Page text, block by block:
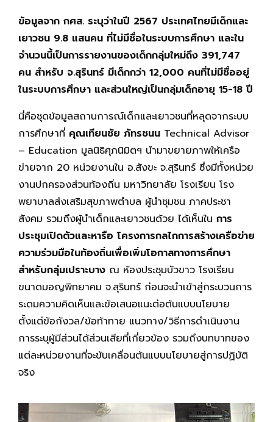
ข้อมูลจาก กศส. ระบุว่าในปี 2567 ประเทศไทยมีเด็กและ
เยาวชน 9.8 แสนคน ที่ไม่มีชื่อในระบบการศึกษา และใน
จำนวนนี้เป็นการรายงานของเด็กกลุ่มใหม่ถึง 391,747
คน สำหรับ จ.สุรินทร์ มีเด็กกว่า 12,000 คนที่ไม่มีชื่ออยู่
ในระบบการศึกษา และส่วนใหญ่เป็นกลุ่มเด็กอายุ 15-18 ปี
นี่คือชุดข้อมูลสถานการณ์เด็กและเยาวชนที่หลุดจากระบบ
การศึกษาที่ คุณเทียนชัย ภัทรชนน Technical Advisor
– Education มูลนิธิศุภนิมิตฯ นำมาขยายภาพให้เครือ
ข่ายจาก 20 หน่วยงานใน อ.สังขะ จ.สุรินทร์ ซึ่งมีทั้งหน่วย
งานปกครองส่วนท้องถิ่น มหาวิทยาลัย โรงเรียน โรง
พยาบาลส่งเสริมสุขภาพตำบล ผู้นำชุมชน ภาคประชา
สังคม รวมถึงผู้นำเด็กและเยาวชนด้วย ได้เห็นใน การ
ประชุมเปิดตัวและหารือ โครงการกลไกการสร้างเครือข่าย
ความร่วมมือในท้องถิ่นเพื่อเพิ่มโอกาสทางการศึกษา
สำหรับกลุ่มเปราะบาง ณ ห้องประชุมบัวขาว โรงเรียน
ขนาดมอญพิทยาคม จ.สุรินทร์ ก่อนจะนำเข้าสู่กระบวนการ
ระดมความคิดเห็นและข้อเสนอแนะต่อต้นแบบนโยบาย
ตั้งแต่ข้อกังวล/ข้อท้าทาย แนวทาง/วิธีการดำเนินงาน
การระบุผู้มีส่วนได้ส่วนเสียที่เกี่ยวข้อง รวมถึงบทบาทของ
แต่ละหน่วยงานที่จะขับเคลื่อนต้นแบบนโยบายสู่การปฏิบัติ
จริง